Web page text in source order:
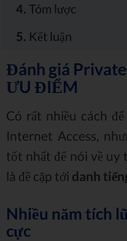
4. Tóm lược
5. Kết luận
Đánh giá
ƯU ĐIỂM
Có rất nhiều cách
Internet Access,
tốt nhất để nói về uy
là đề cập tới danh
Nhiều năm tích
cực